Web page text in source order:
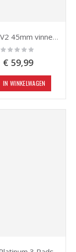
Ozone V2 45mm vinnen - 4 stuks
Rating:
0%
€ 59,99
IN WINKELWAGEN